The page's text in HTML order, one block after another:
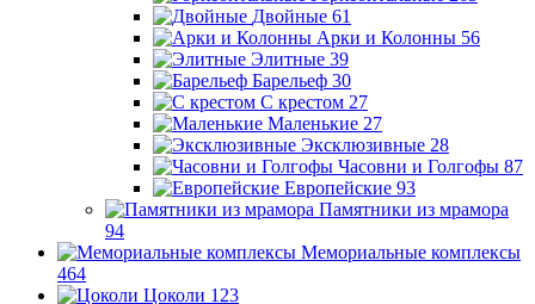
Двойные 61
Арки и Колонны 56
Элитные 39
Барельеф 30
С крестом 27
Маленькие 27
Эксклюзивные 28
Часовни и Голгофы 87
Европейские 93
Памятники из мрамора
94
Мемориальные комплексы
464
Цоколи 123